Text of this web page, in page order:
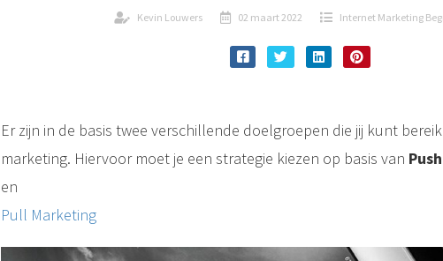
Kevin Louwers 02 maart 2022 Internet Marketing
Er zijn in de basis twee verschillende doelgroepen die jij kunt
marketing. Hiervoor moet je een strategie kiezen op basis van
en
Pull Marketing